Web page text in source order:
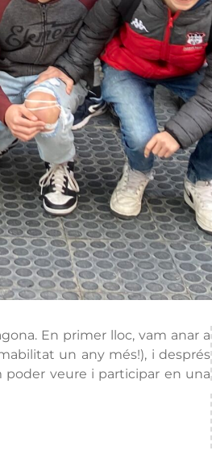
En primer lloc, vam anar a
un any més!), i després
poder veure i participar en una